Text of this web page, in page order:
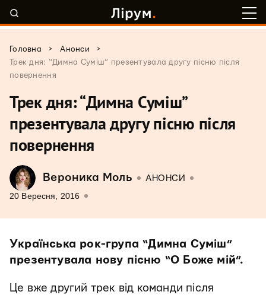
Головна > Анонси
>
Трек дня: “Димна Суміш” презентувала другу пісню після
повернення
Трек дня: “Димна Суміш”
презентувала другу пісню після
повернення
Вероника Моль АНОНСИ
20 Вересня, 2016
Українська рок-група “Димна Суміш”
презентувала нову пісню “О Боже мій”.
Це вже другий трек від команди після